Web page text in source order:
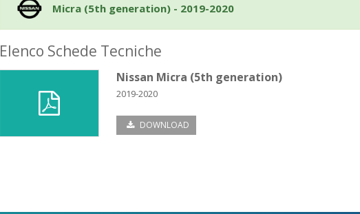
Micra (5th generation) - 2019-2020
Elenco Schede Tecniche
Nissan Micra (5th generation)
2019-2020
DOWNLOAD